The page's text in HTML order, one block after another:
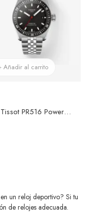
Añadir al carrito
Reloj Tissot PR516 Powermatic 80 Acero
un reloj deportivo? Si tu
de relojes adecuada.